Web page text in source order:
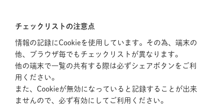
チェックリストの注意点
情報の記録にCookieを使用しています。その為、端末の
他、ブラウザ毎でもチェックリストが異なります。
他の端末で一覧の共有する際は必ずシェアボタンをご利
用ください。
また、Cookieが無効になっていると記録することが出来
ませんので、必ず有効にしてご利用ください。